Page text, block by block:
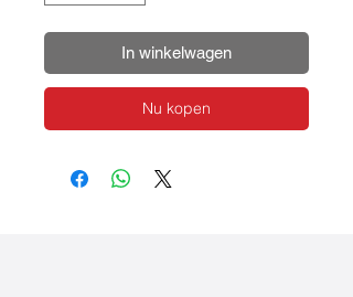
In winkelwagen
Nu kopen